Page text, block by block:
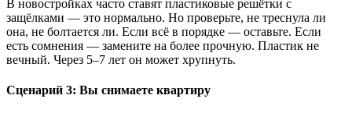
В новостройках часто ставят пластиковые решётки с
защёлками — это нормально. Но проверьте, не треснула ли
она, не болтается ли. Если всё в порядке — оставьте. Если
есть сомнения — замените на более прочную. Пластик не
вечный. Через 5–7 лет он может хрупнуть.
Сценарий 3: Вы снимаете квартиру